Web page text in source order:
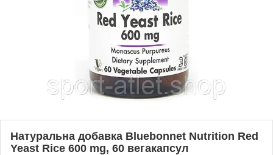
Натуральна добавка Bluebonnet Nutrition Red
Yeast Rice 600 mg, 60 вегакапсул